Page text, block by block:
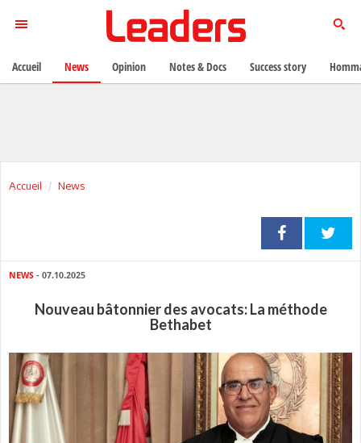
Accueil News
NEWS - 07.10.2025
Nouveau bâtonnier des avocats: La méthode
Bethabet
Accueil News Opinion Notes & Docs Success story